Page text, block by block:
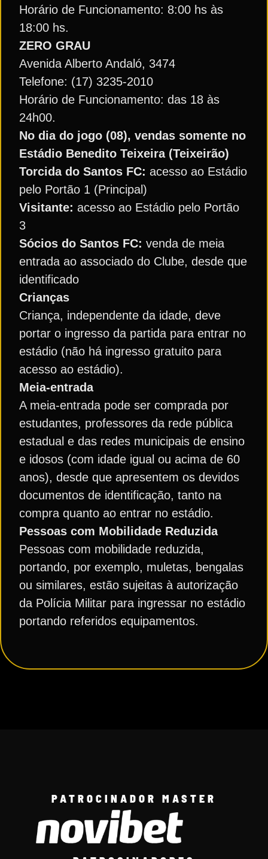
Horário de Funcionamento: 8:00 hs às
18:00 hs.
ZERO GRAU
Avenida Alberto Andaló, 3474
Telefone: (17) 3235-2010
Horário de Funcionamento: das 18 às
24h00.
No dia do jogo (08), vendas somente no
Estádio Benedito Teixeira (Teixeirão)
Torcida do Santos FC: acesso ao Estádio
pelo Portão 1 (Principal)
Visitante: acesso ao Estádio pelo Portão
3
Sócios do Santos FC: venda de meia
entrada ao associado do Clube, desde que
identificado
Crianças
Criança, independente da idade, deve
portar o ingresso da partida para entrar no
estádio (não há ingresso gratuito para
acesso ao estádio).
Meia-entrada
A meia-entrada pode ser comprada por
estudantes, professores da rede pública
estadual e das redes municipais de ensino
e idosos (com idade igual ou acima de 60
anos), desde que apresentem os devidos
documentos de identificação, tanto na
compra quanto ao entrar no estádio.
Pessoas com Mobilidade Reduzida
Pessoas com mobilidade reduzida,
portando, por exemplo, muletas, bengalas
ou similares, estão sujeitas à autorização
da Polícia Militar para ingressar no estádio
portando referidos equipamentos.
PATROCINADOR MASTER